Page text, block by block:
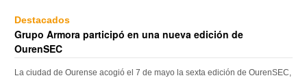
Destacados
Grupo Armora participó en una nueva edición de
OurenSEC
La ciudad de Ourense acogió el 7 de mayo la sexta edición de OurenSEC,